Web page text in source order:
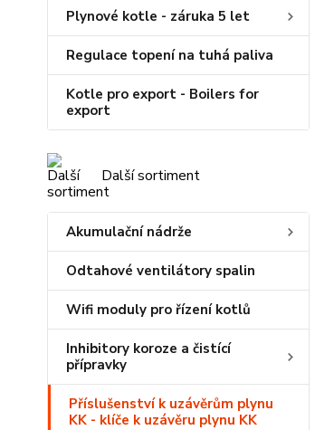
Plynové kotle - záruka 5 let
Regulace topení na tuhá paliva
Kotle pro export - Boilers for
export
Další sortiment
Akumulační nádrže
Odtahové ventilátory spalin
Wifi moduly pro řízení kotlů
Inhibitory koroze a čistící
přípravky
Příslušenství k uzávěrům plynu
KK - klíče k uzávěru plynu KK